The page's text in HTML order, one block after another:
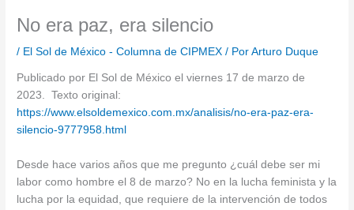
No era paz, era silencio
/ El Sol de México - Columna de CIPMEX / PorArturo Duque
Publicado por El Sol de México el viernes 17 de marzo de
2023. Texto original:
https://www.elsoldemexico.com.mx/analisis/no-era-paz-era-
silencio-9777958.html
Desde hace varios años que me pregunto ¿cuál debe ser mi
labor como hombre el 8 de marzo? No en la lucha feminista y la
lucha por la equidad, que requiere de la intervención de todos